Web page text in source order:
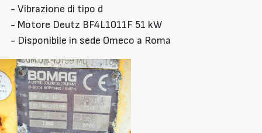
- Vibrazione di tipo d
- Motore Deutz BF4L1011F 51 kW
- Disponibile in sede Omeco a Roma